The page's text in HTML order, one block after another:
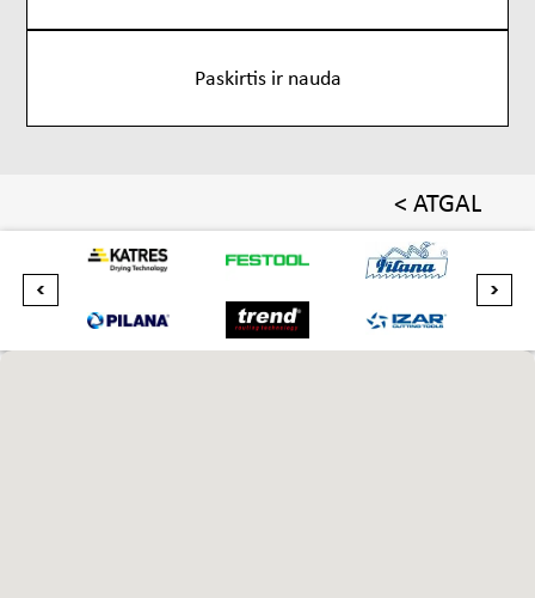
Paskirtis ir nauda
< ATGAL